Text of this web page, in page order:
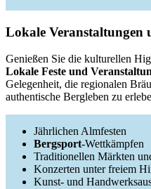
Lokale Veranstaltungen
Genießen Sie die kulturellen
Lokale Feste und
Gelegenheit, die regionalen
authentische Bergleben zu
Jährlichen Almfesten
Bergsport-Wettkämpfen
Traditionellen Märkten
Konzerten unter freiem
Kunst- und